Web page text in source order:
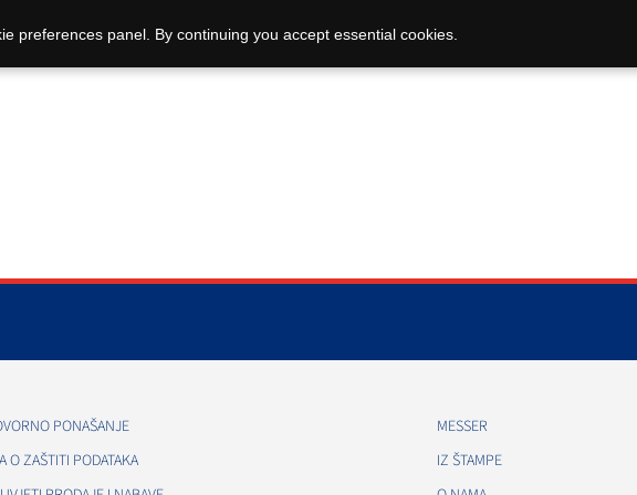
PONAŠANJE
O ZAŠTITI PODATAKA
MESSER
IZ ŠTAMPE
preferences panel. By continuing you accept essential cookies.